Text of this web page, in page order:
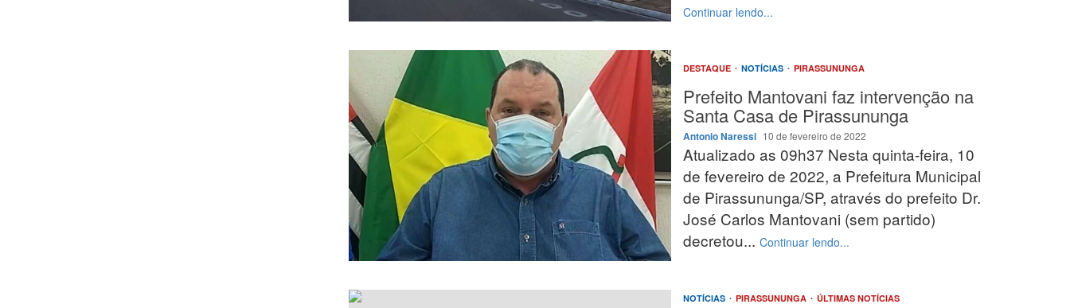
Continuar lendo...
DESTAQUE NOTÍCIAS PIRASSUNUNGA
Prefeito Mantovani faz intervenção na
Santa Casa de Pirassununga
Antonio Naressi 10 de fevereiro de 2022
Atualizado as 09h37 Nesta quinta-feira, 10
de fevereiro de 2022, a Prefeitura Municipal
de Pirassununga/SP, através do prefeito Dr.
José Carlos Mantovani (sem partido)
decretou... Continuar lendo...
NOTÍCIAS PIRASSUNUNGA ÚLTIMAS NOTÍCIAS